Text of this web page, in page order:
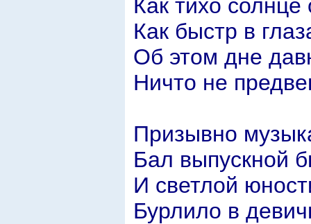
Как тихо солнце
Как быстр в
Об этом дне
Ничто не
Призывно
Бал выпускной
И светлой
Бурлило в